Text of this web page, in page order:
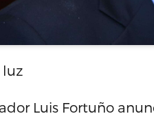
luz
Luis Fortuño